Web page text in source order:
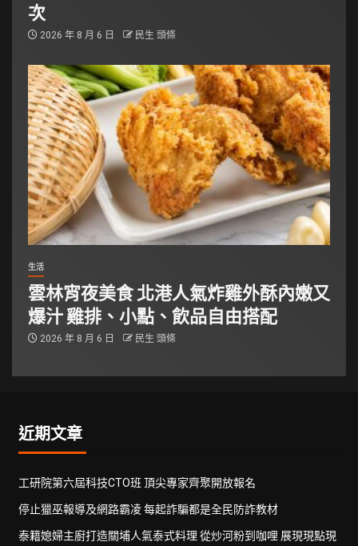
次
2026 年 8 月 6 日 民生 頭條
生活
雲林宵夜美食 北港人氣炸雞外酥內嫩又
爆汁 雞排、小點、飲品自由搭配
2026 年 8 月 6 日 民生 頭條
近期文章
工研院第六屆科技CTO班 頂尖專家齊聚開放報名
停止獵巫報導及網路霸凌 每起詐騙都是全民防詐教材
泰籍媳婦主廚打造關埔人氣泰式料理 從炒河粉到咖哩 展現現點現